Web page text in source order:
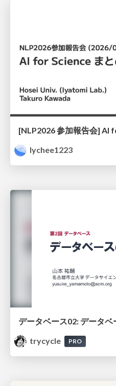
lychee1223
データベース02: データベ
trycycle
PRO